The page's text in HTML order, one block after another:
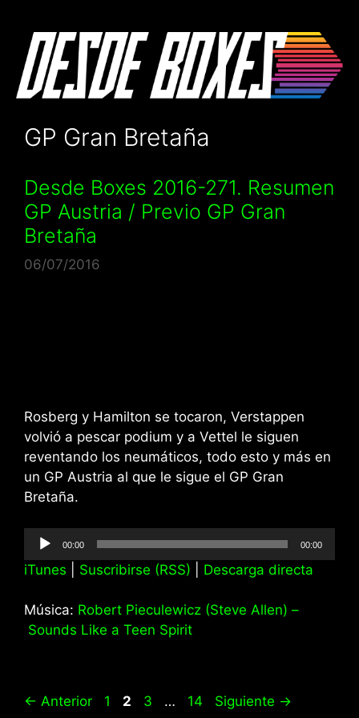
contenido
GP Gran Bretaña
Desde Boxes 2016-271. Resumen
GP Austria / Previo GP Gran
Bretaña
06/07/2016
Rosberg y Hamilton se tocaron, Verstappen
volvió a pescar podium y a Vettel le siguen
reventando los neumáticos, todo esto y más en
un GP Austria al que le sigue el GP Gran
Bretaña.
Reproductor
de
audio
00:00 00:00
iTunes Suscribirse (RSS) Descarga directa
Música: Robert Pieculewicz (Steve Allen) –
Sounds Like a Teen Spirit
← Anterior Página
1 Página
2 Página
3 … Página
14 Siguiente →